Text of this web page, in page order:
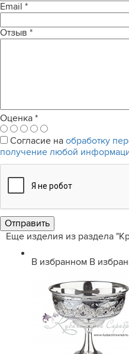
Email *
Отзыв *
Оценка *
Согласие на обработку
получение любой
Еще изделия из раздела
В избранном В